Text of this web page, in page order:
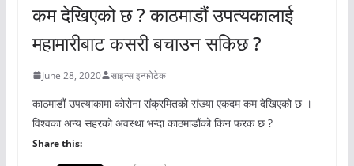
कम देखिएको छ ? काठमाडौं उपत्यकालाई
महामारीबाट कसरी बचाउन सकिछ ?
June 28, 2020 साइन्स इन्फोटेक
काठमाडौं उपत्याकामा कोरोना संक्रमितको संख्या एकदम कम देखिएको छ ।
विश्वका अन्य सहरको अवस्था भन्दा काठमाडौंको किन फरक छ ?
Share this: